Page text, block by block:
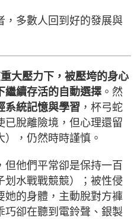
多數人回到好的發展與
大壓力下，被壓垮的身心
繼續存活的自動選擇 。然
系統記憶與學習 ，杯弓蛇
已脫離險境，但心理還留
，仍然時時謹慎。
他們平常卻是保持一百
划水戰戰競競）；被性侵
她的身體，主動脫對方褲
巧卻在聽到電鈴聲、銀製